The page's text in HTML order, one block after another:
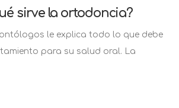
sirve la ortodoncia?
le explica todo lo que debe
para su salud oral. La